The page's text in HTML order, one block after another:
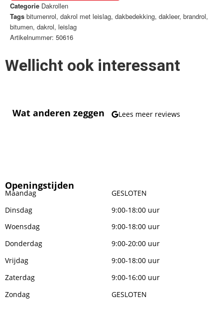
Categorie Dakrollen
Tags bitumenrol, dakrol met leislag, dakbedekking, dakleer, brandrol,
bitumen, dakrol, leislag
Artikelnummer: 50616
Wellicht ook interessant
Wat anderen zeggen Lees meer reviews
Openingstijden
Maandag
GESLOTEN
Dinsdag
9:00-18:00 uur
Woensdag
9:00-18:00 uur
Donderdag
9:00-20:00 uur
Vrijdag
9:00-18:00 uur
Zaterdag
9:00-16:00 uur
Zondag
GESLOTEN